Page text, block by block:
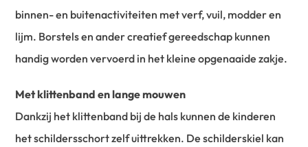
binnen- en buitenactiviteiten met verf, vuil, modder en
lijm. Borstels en ander creatief gereedschap kunnen
handig worden vervoerd in het kleine opgenaaide zakje.
Met klittenband en lange mouwen
Dankzij het klittenband bij de hals kunnen de kinderen
het schildersschort zelf uittrekken. De schilderskiel kan